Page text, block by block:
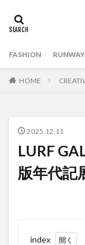
FASHION RUNWAY
HOME
2025.12.11
LURF
版年代記
index